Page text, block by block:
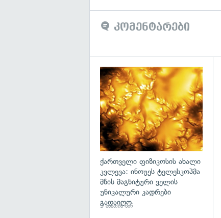
კომენტარები
ქართველი ფიზიკოსის ახალი
კვლევა: ინოუეს ტელესკოპმა
მზის მაგნიტური ველის
უნიკალური კადრები
გადაიღო
3 საათის წინ